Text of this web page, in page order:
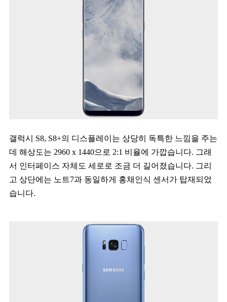
갤럭시 S8, S8+의 디스플레이는 상당히 독특한 느낌을 주는
데 해상도는 2960 x 1440으로 2:1 비율에 가깝습니다. 그래
서 인터페이스 자체도 세로로 조금 더 길어졌습니다. 그리
고 상단에는 노트7과 동일하게 홍채인식 센서가 탑재되었
습니다.